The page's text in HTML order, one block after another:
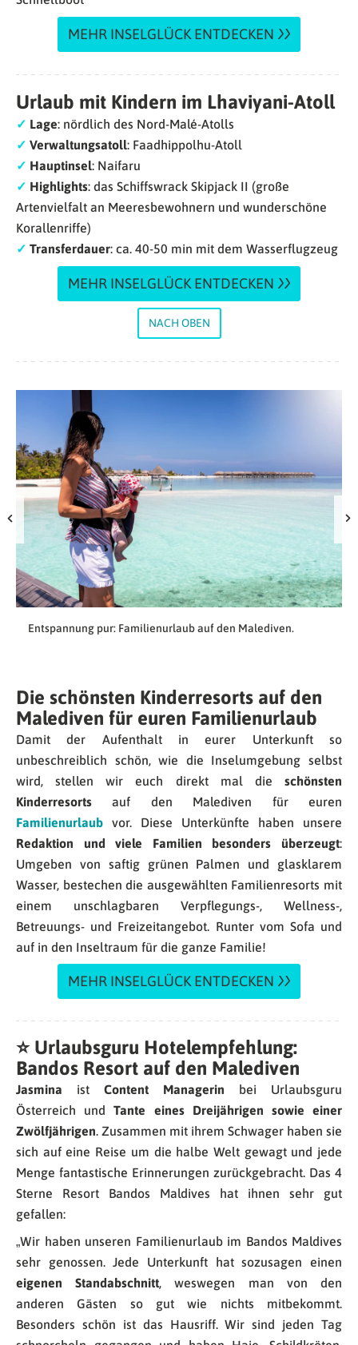
MEHR INSELGLÜCK ENTDECKEN
Urlaub mit Kindern im Lhaviyani-Atoll
✓ Lage: nördlich des Nord-Malé-Atolls
✓ Verwaltungsatoll: Faadhippolhu-Atoll
✓ Hauptinsel: Naifaru
✓ Highlights: das Schiffswrack Skipjack II (große
Artenvielfalt an Meeresbewohnern und wunderschöne
Korallenriffe)
✓ Transferdauer: ca. 40-50 min mit dem Wasserflugzeug
MEHR INSELGLÜCK ENTDECKEN
NACH OBEN
Entspannung pur: Familienurlaub auf den Malediven.
Die schönsten Kinderresorts auf den
Malediven für euren Familienurlaub
Damit der Aufenthalt in eurer Unterkunft so
unbeschreiblich schön, wie die Inselumgebung selbst
wird, stellen wir euch direkt mal die schönsten
Kinderresorts auf den Malediven für euren
Familienurlaub vor. Diese Unterkünfte haben unsere
Redaktion und viele Familien besonders überzeugt:
Umgeben von saftig grünen Palmen und glasklarem
Wasser, bestechen die ausgewählten Familienresorts mit
einem unschlagbaren Verpflegungs-, Wellness-,
Betreuungs- und Freizeitangebot. Runter vom Sofa und
auf in den Inseltraum für die ganze Familie!
MEHR INSELGLÜCK ENTDECKEN
⭐ Urlaubsguru Hotelempfehlung:
Bandos Resort auf den Malediven
Jasmina ist Content Managerin bei Urlaubsguru
Österreich undTante eines Dreijährigen sowie einer
Zwölfjährigen. Zusammen mit ihrem Schwager haben sie
sich auf eine Reise um die halbe Welt gewagt und jede
Menge fantastische Erinnerungen zurückgebracht. Das 4
Sterne Resort Bandos Maldives hat ihnen sehr gut
gefallen:
„Wir haben unseren Familienurlaub im Bandos Maldives
sehr genossen. Jede Unterkunft hat sozusagen einen
eigenen Standabschnitt, weswegen man von den
anderen Gästen so gut wie nichts mitbekommt.
Besonders schön ist das Hausriff. Wir sind jeden Tag